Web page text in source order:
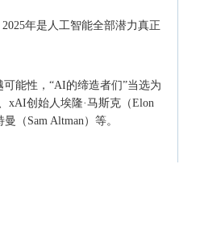
年是人工智能全部潜力真正
能性，“AI的缔造者们”当选为
xAI创始人埃隆·马斯克（Elon
（Sam Altman）等。